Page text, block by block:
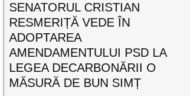
SENATORUL CRISTIAN
RESMERIȚĂ VEDE ÎN
ADOPTAREA
AMENDAMENTULUI PSD LA
LEGEA DECARBONĂRII O
MĂSURĂ DE BUN SIMȚ